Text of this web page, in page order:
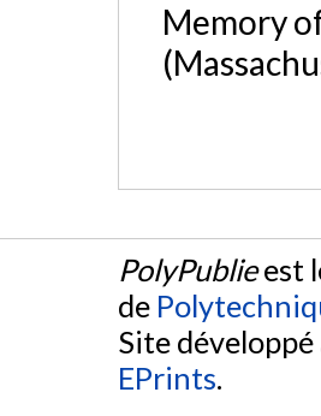
Memory
PolyPublieest
de
Site
EPrints.